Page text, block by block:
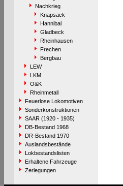
Nachkrieg
Knapsack
Hannibal
Gladbeck
Rheinhausen
Frechen
Bergbau
LEW
LKM
O&K
Rheinmetall
Feuerlose Lokomotiven
Sonderkonstruktionen
SAAR (1920 - 1935)
DB-Bestand 1968
DR-Bestand 1970
Auslandsbestände
Lokbestandslisten
Erhaltene Fahrzeuge
Zerlegungen